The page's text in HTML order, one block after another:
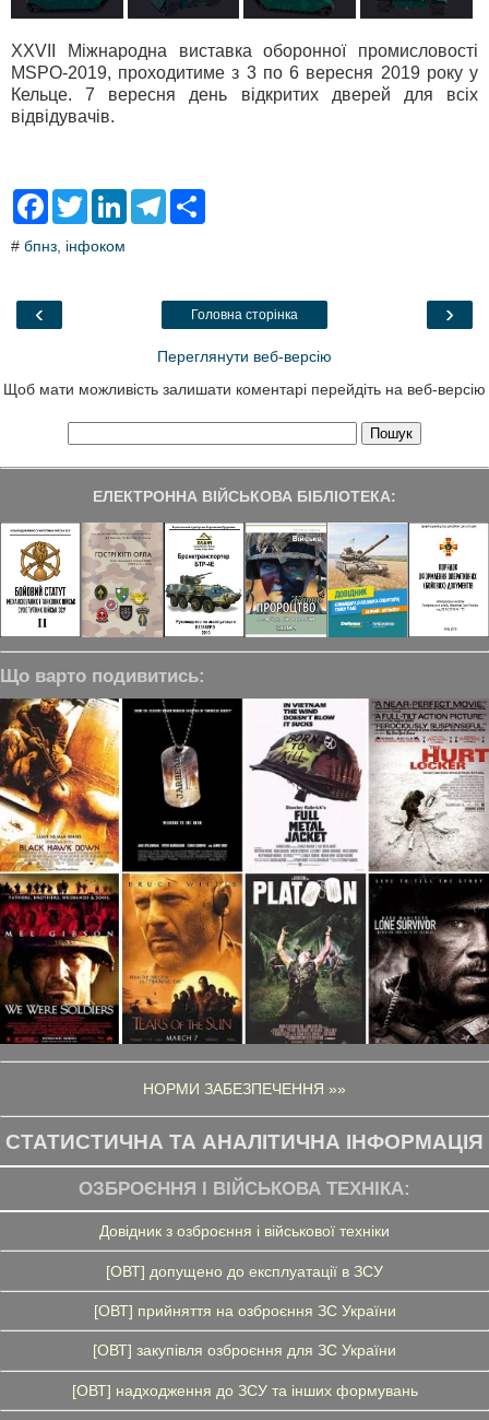
XXVII Міжнародна виставка оборонної промисловості
MSPO-2019, проходитиме з 3 по 6 вересня 2019 року у
Кельце. 7 вересня день відкритих дверей для всіх
відвідувачів.
F
e
o
T
t
L
T
a
# бпнз, інфоком
‹ ›
Головна сторінка
Переглянути веб-версію
Щоб мати можливість залишати коментарі перейдіть на веб-версію
ЕЛЕКТРОННА ВІЙСЬКОВА БІБЛІОТЕКА:
Що варто подивитись:
НОРМИ ЗАБЕЗПЕЧЕННЯ »»
СТАТИСТИЧНА ТА АНАЛІТИЧНА ІНФОРМАЦІЯ
ОЗБРОЄННЯ І ВІЙСЬКОВА ТЕХНІКА:
Довідник з озброєння і військової техніки
[ОВТ] допущено до експлуатації в ЗСУ
[ОВТ] прийняття на озброєння ЗС України
[ОВТ] закупівля озброєння для ЗС України
[ОВТ] надходження до ЗСУ та інших формувань